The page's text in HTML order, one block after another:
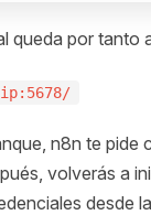
queda por tanto
n8n te pide
volverás a
desde